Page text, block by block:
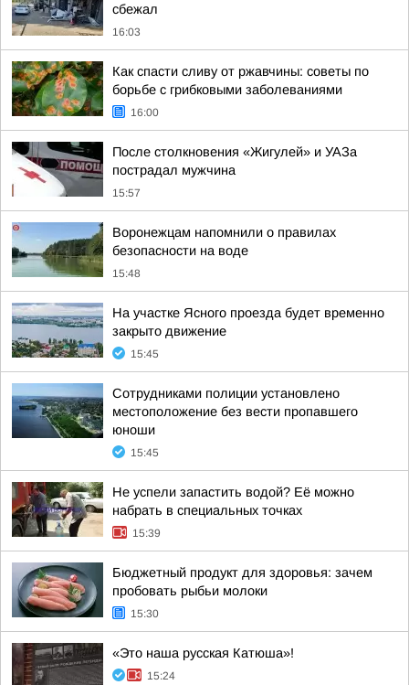
сбежал
16:03
Как спасти сливу от ржавчины: советы по
борьбе с грибковыми заболеваниями
16:00
После столкновения «Жигулей» и УАЗа
пострадал мужчина
15:57
Воронежцам напомнили о правилах
безопасности на воде
15:48
На участке Ясного проезда будет временно
закрыто движение
15:45
Сотрудниками полиции установлено
местоположение без вести пропавшего
юноши
15:45
Не успели запастить водой? Её можно
набрать в специальных точках
15:39
Бюджетный продукт для здоровья: зачем
пробовать рыбьи молоки
15:30
«Это наша русская Катюша»!
15:24